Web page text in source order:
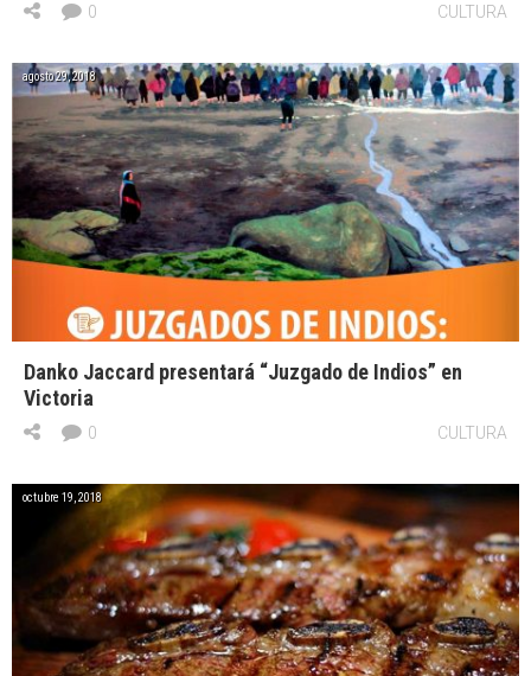
CULTURA
0
agosto 29, 2018
Danko Jaccard presentará “Juzgado de Indios” en
Victoria
CULTURA
0
octubre 19, 2018